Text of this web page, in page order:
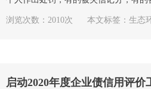
浏览次数：2010次 本文标签：生态
启动2020年度企业债信用评价